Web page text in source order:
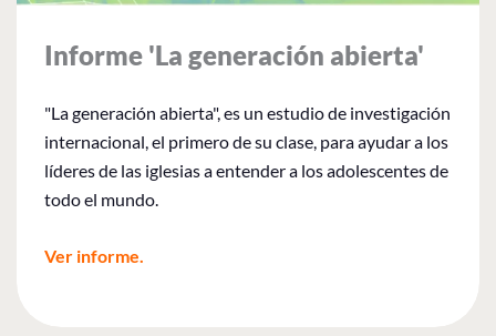
Informe 'La generación abierta'
"La generación abierta", es un estudio de investigación
internacional, el primero de su clase, para ayudar a los
líderes de las iglesias a entender a los adolescentes de
todo el mundo.
Ver informe.